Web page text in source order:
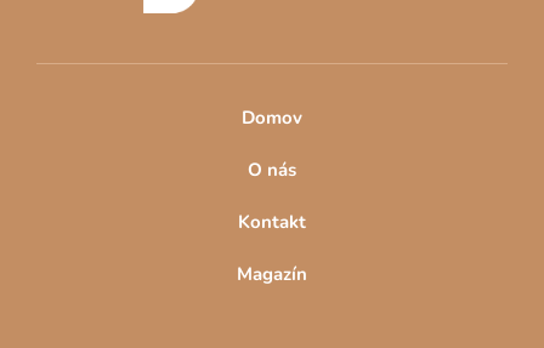
Domov
O nás
Kontakt
Magazín